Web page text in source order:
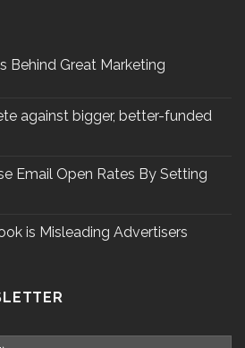
Behind Great Marketing
against bigger, better-funded
Email Open Rates By Setting
is Misleading Advertisers